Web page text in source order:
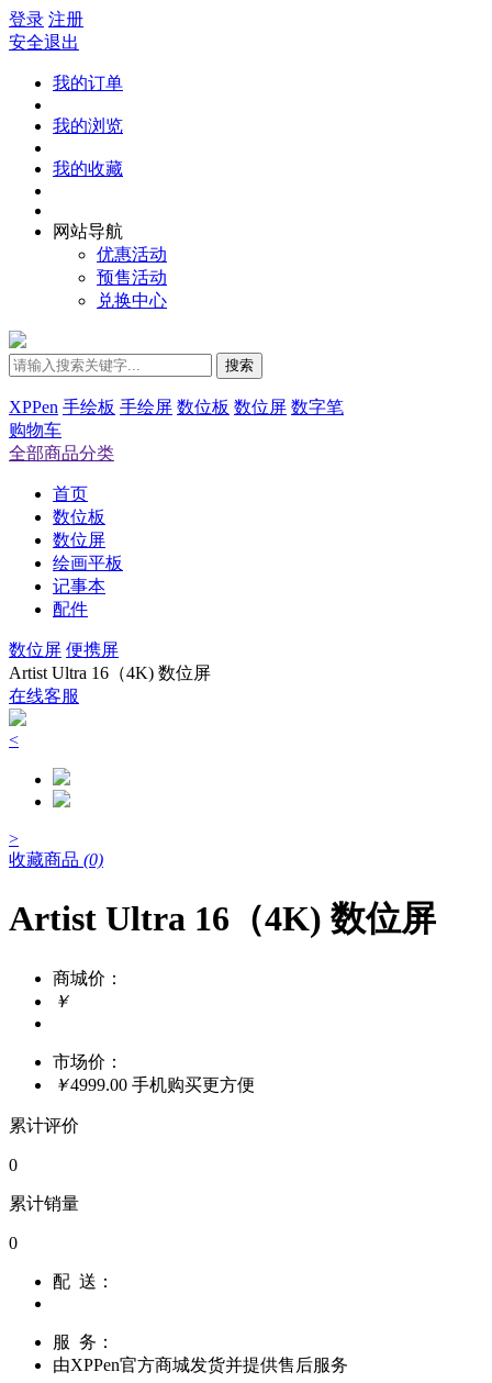
登录 注册
安全退出
我的订单
我的浏览
我的收藏
网站导航
优惠活动
预售活动
兑换中心
搜索
XPPen 手绘板 手绘屏 数位板 数位屏 数字笔
购物车
全部商品分类
首页
数位板
数位屏
绘画平板
记事本
配件
数位屏 便携屏
Artist Ultra 16（4K) 数位屏
在线客服
<
>
收藏商品 (0)
Artist Ultra 16（4K) 数位屏
商城价：
￥
市场价：
￥4999.00 手机购买更方便
累计评价
0
累计销量
0
配 送：
服 务：
由XPPen官方商城发货并提供售后服务